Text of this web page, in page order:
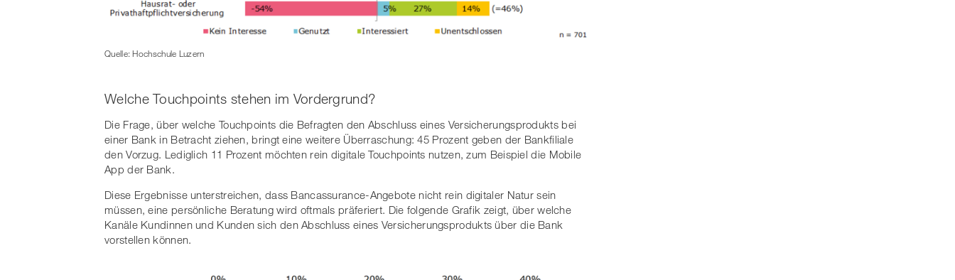
Quelle: Hochschule Luzern
Welche Touchpoints stehen im Vordergrund?
Die Frage, über welche Touchpoints die Befragten den Abschluss eines Versicherungsprodukts bei
einer Bank in Betracht ziehen, bringt eine weitere Überraschung: 45 Prozent geben der Bankfiliale
den Vorzug. Lediglich 11 Prozent möchten rein digitale Touchpoints nutzen, zum Beispiel die Mobile
App der Bank.
Diese Ergebnisse unterstreichen, dass Bancassurance-Angebote nicht rein digitaler Natur sein
müssen, eine persönliche Beratung wird oftmals präferiert. Die folgende Grafik zeigt, über welche
Kanäle Kundinnen und Kunden sich den Abschluss eines Versicherungsprodukts über die Bank
vorstellen können.